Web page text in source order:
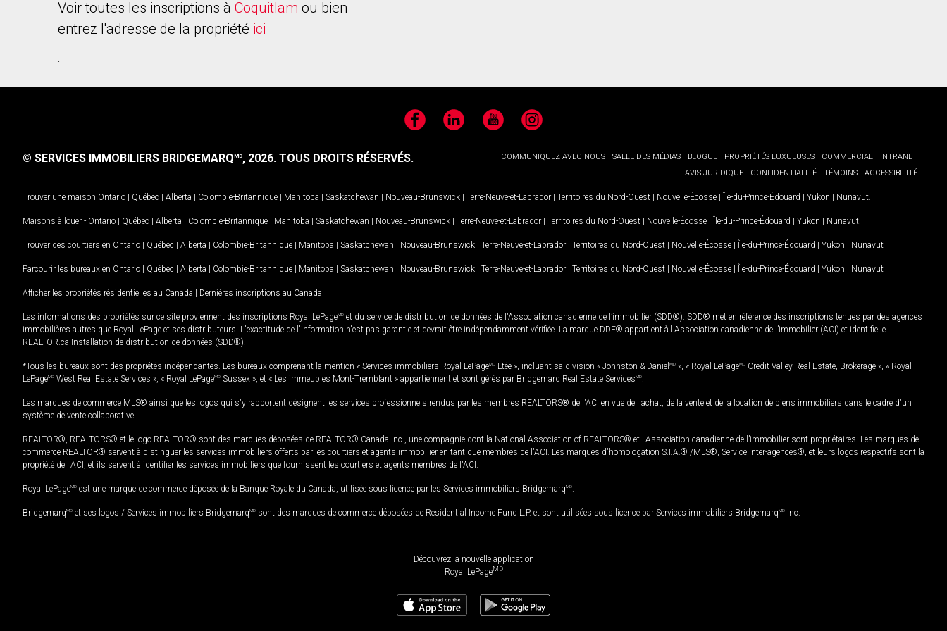
Voir toutes les inscriptions à Coquitlam ou bien
entrez l'adresse de la propriété ici
.
FacebookLinkedIn YouTubeInstagram
COMMUNIQUEZ AVEC NOUS SALLE DES MÉDIAS BLOGUE PROPRIÉTÉS LUXUEUSES COMMERCIAL
INTRANET
AVIS JURIDIQUE
CONFIDENTIALITÉ TÉMOINS ACCESSIBILITÉ
© SERVICES IMMOBILIERS BRIDGEMARQMD, 2026. TOUS DROITS RÉSERVÉS.
Trouver une maison Ontario | Québec | Alberta | Colombie-Britannique | Manitoba | Saskatchewan | Nouveau-Brunswick | Terre-Neuve-et-Labrador | Territoires du Nord-Ouest | Nouvelle-Écosse | Île-du-Prince-Édouard | Yukon | Nunavut
Maisons à louer - Ontario | Québec | Alberta | Colombie-Britannique | Manitoba | Saskatchewan | Nouveau-Brunswick | Terre-Neuve-et-Labrador | Territoires du Nord-Ouest | Nouvelle-Écosse | Île-du-Prince-Édouard | Yukon | Nunavut
Trouver des courtiers en Ontario | Québec | Alberta | Colombie-Britannique | Manitoba | Saskatchewan | Nouveau-Brunswick | Terre-Neuve-et-Labrador | Territoires du Nord-Ouest | Nouvelle-Écosse | Île-du-Prince-Édouard | Yukon | Nunavut
Parcourir les bureaux en Ontario | Québec | Alberta | Colombie-Britannique | Manitoba | Saskatchewan | Nouveau-Brunswick | Terre-Neuve-et-Labrador | Territoires du Nord-Ouest | Nouvelle-Écosse | Île-du-Prince-Édouard | Yukon | Nunavut
Afficher les propriétés résidentielles au Canada | Dernières inscriptions au Canada
Les informations des propriétés sur ce site proviennent des inscriptions Royal LePageMD et du service de distribution de données de l'Association canadienne de l’immobilier (SDD®). SDD® met en référence des inscriptions tenues par des agences
immobilières autres que Royal LePage et ses distributeurs. L'exactitude de l'information n'est pas garantie et devrait être indépendamment vérifiée. La marque DDF® appartient à l'Association canadienne de l’immobilier (ACI) et identifie le
REALTOR.ca Installation de distribution de données (SDD®).
*Tous les bureaux sont des propriétés indépendantes. Les bureaux comprenant la mention « Services immobiliers Royal LePageMD Ltée », incluant sa division « Johnston & Daniel MD », « Royal LePageMD Credit Valley Real Estate, Brokerage », « Royal
LePageMD West Real Estate Services », « Royal LePageMD Sussex », et « Les immeubles Mont-Tremblant » appartiennent et sont gérés par Bridgemarq Real Estate ServicesMD
Les marques de commerce MLS® ainsi que les logos qui s'y rapportent désignent les services professionnels rendus par les membres REALTORS® de l'ACI en vue de l'achat, de la vente et de la location de biens immobiliers dans le cadre d'un
système de vente collaborative.
REALTOR®, REALTORS® et le logo REALTOR® sont des marques déposées de REALTOR® Canada Inc., une compagnie dont la National Association of REALTORS® et l'Association canadienne de l’immobilier sont propriétaires. Les marques de
commerce REALTOR® servent à distinguer les services immobiliers offerts par les courtiers et agents immobilier en tant que membres de l'ACI. Les marques d'homologation S.I.A.® /MLS®, Service inter-agences®, et leurs logos respectifs sont la
propriété de l'ACI, et ils servent à identifier les services immobiliers que fournissent les courtiers et agents membres de l'ACI.
Royal LePageMD est une marque de commerce déposée de la Banque Royale du Canada, utilisée sous licence par les Services immobiliers BridgemarqMD
BridgemarqMD et ses logos / Services immobiliers BridgemarqMD sont des marques de commerce déposées de Residential Income Fund L.P. et sont utilisées sous licence par Services immobiliers BridgemarqMD Inc.
Découvrez la nouvelle application
Royal LePageMD